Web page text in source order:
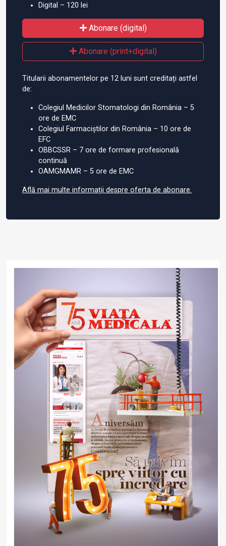
Digital – 120 lei
Abonare (digital)
Abonare (print+digital)
Titularii abonamentelor pe 12 luni sunt creditați astfel
de:
Colegiul Medicilor Stomatologi din România – 5
ore de EMC
Colegiul Farmaciștilor din România – 10 ore de
EFC
OBBCSSR – 7 ore de formare profesională
continuă
OAMGMAMR – 5 ore de EMC
Află mai multe informații despre oferta de abonare.